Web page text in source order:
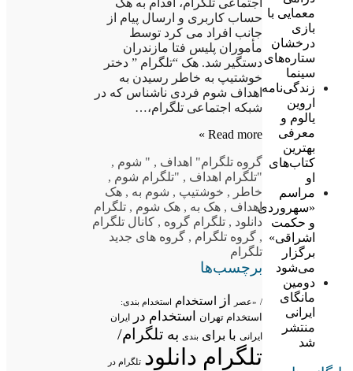
معمایی با
بازی
درخشان
ستاره‌های
سینما
زندگی‌نامه
اروین
یالوم و
معرفی
بهترین
کتاب‌های
او
مراسم
«سهروردی
و حکمت
اشراقی»
برگزار
می‌شود
دومین
مانگای
ایرانی
منتشر
شد
اجتماعی تلگرام، اقدام به هک
حساب کاربری و ارسال پیام از
جانب افراد می کرد توسط
مأموران پلیس فتا مازندران
دستگیر شد. هک “تلگرام ” دختر
خوشتیپ به خاطر رسیدن به
اهداف شوم فردی ناشناس که در
شبکه اجتماعی تلگرام،…
Read more »
گروه تلگرام" اهداف , " شوم ,
"تلگرام اهداف , "تلگرام شوم ,
خاطر , خوشتیپ , شوم به , هک
اهداف , هک به , هک شوم , تلگرام
دانلود , تلگرام گروه , کانال تلگرام
, گروه تلگرام , گروه های جدید
تلگرام
برچسب‌ها
/ «عصر از استخدام استخدام بندی:
استخدام تهران استخدام در ایران
ایرانی با برای بندی به تلگرام/
تلگرام دانلود تلگرام در